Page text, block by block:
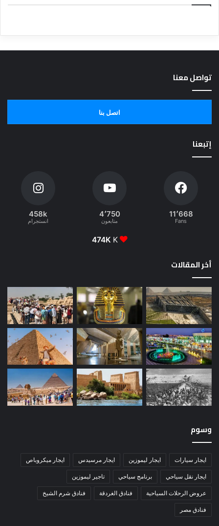
تواصل معنا
اتصل بنا
إتبعنا
11٬668
Fans
4٬750
متابعون
458k
انستجرام
474K K
أخر المقالات
وسوم
ايجار سيارات ايجار ليموزين ايجار مرسيدس ايجار ميكروباص
ايجار نقل سياحي برنامج سياحي تاجير ليموزين
عروض الرحلات السياحية فنادق الغردقة فنادق شرم الشيخ
فنادق مصر